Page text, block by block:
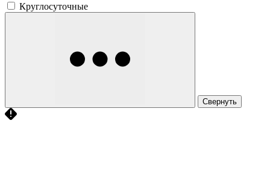
Круглосуточные
Свернуть